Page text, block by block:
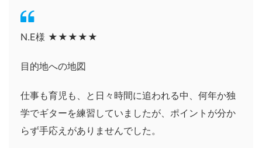
N.E様 ★★★★★
目的地への地図
仕事も育児も、と日々時間に追われる中、何年か独
学でギターを練習していましたが、ポイントが分か
らず手応えがありませんでした。